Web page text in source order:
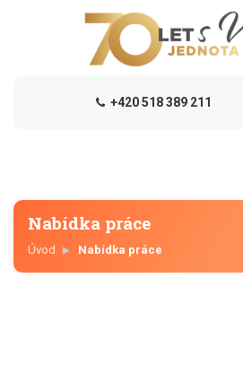
+420 518 389 211
Nabídka práce
Úvod Nabídka práce